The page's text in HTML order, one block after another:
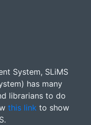
System, SLiMS
has many
librarians to do
this link to show